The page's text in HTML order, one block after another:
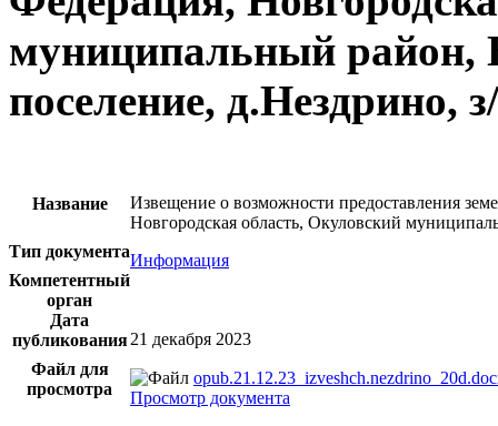
муниципальный район,
поселение, д.Нездрино,
Название
Извещение о возможности предоставления
Новгородская область, Окуловский
Тип документаИнформация
Компетентный
орган
Дата
публикования 21 декабря 2023
Файл для
просмотра
Просмотр документа